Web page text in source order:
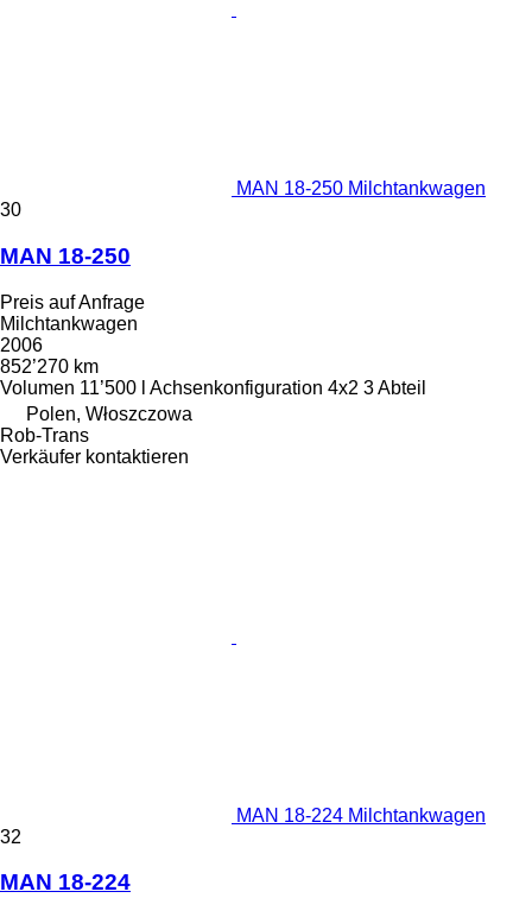
MAN 18-250 Milchtankwagen
30
MAN 18-250
Preis auf Anfrage
Milchtankwagen
2006
852’270 km
Volumen 11’500 l Achsenkonfiguration 4x2 3 Abteil
Polen, Włoszczowa
Rob-Trans
Verkäufer kontaktieren
MAN 18-224 Milchtankwagen
32
MAN 18-224